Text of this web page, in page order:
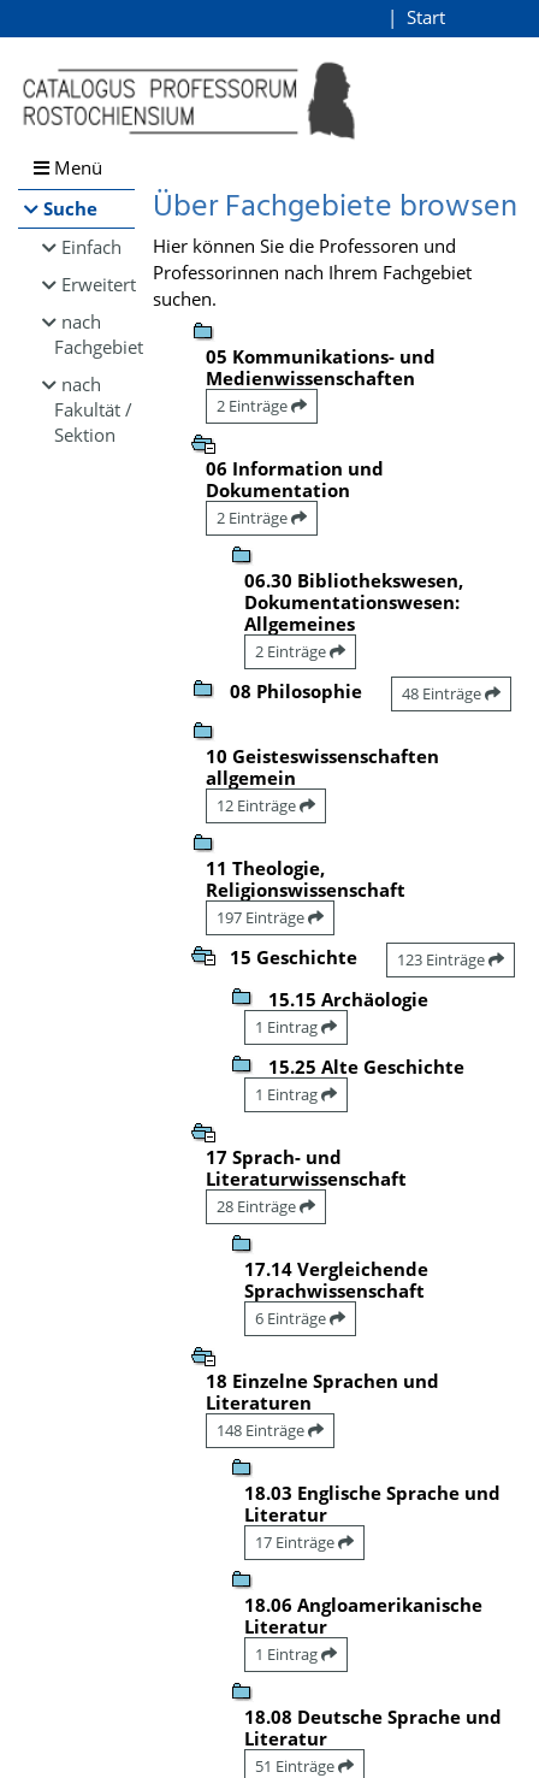
Browsen
direkt zum Inhalt
Start
Menü
Suche
Einfach
Erweitert
nach
Fachgebiet
nach
Fakultät /
Sektion
Über Fachgebiete browsen
Hier können Sie die Professoren und
Professorinnen nach Ihrem Fachgebiet
suchen.
05 Kommunikations- und
Medienwissenschaften
2 Einträge
06 Information und
Dokumentation
2 Einträge
06.30 Bibliothekswesen,
Dokumentationswesen:
Allgemeines
2 Einträge
08 Philosophie 48 Einträge
10 Geisteswissenschaften
allgemein
12 Einträge
11 Theologie,
Religionswissenschaft
197 Einträge
15 Geschichte 123 Einträge
15.15 Archäologie
1 Eintrag
15.25 Alte Geschichte
1 Eintrag
17 Sprach- und
Literaturwissenschaft
28 Einträge
17.14 Vergleichende
Sprachwissenschaft
6 Einträge
18 Einzelne Sprachen und
Literaturen
148 Einträge
18.03 Englische Sprache und
Literatur
17 Einträge
18.06 Angloamerikanische
Literatur
1 Eintrag
18.08 Deutsche Sprache und
Literatur
51 Einträge